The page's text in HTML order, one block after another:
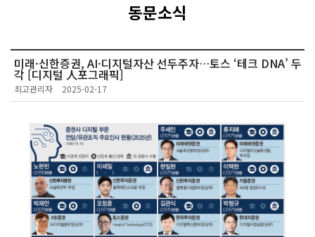
동문소식
미래·신한증권, AI·디지털자산 선두주자…토스 ‘테크 DNA’ 두
각 [디지털 人포그래픽]
최고관리자 2025-02-17